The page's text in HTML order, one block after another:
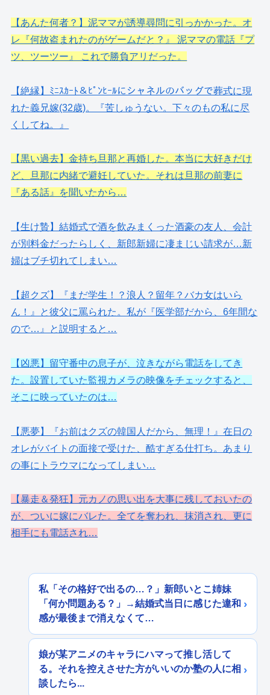
【あんた何者？】泥ママが誘導尋問に引っかかった。オ
レ『何故盗まれたのがゲームだと？』 泥ママの電話『プ
ツ、ツーツー』 これで勝負アリだった。
【絶縁】ﾐﾆｽｶｰﾄ＆ﾋﾟﾝﾋｰﾙにシャネルのバッグで葬式に現
れた義兄嫁(32歳)。『苦しゅうない。下々のもの私に尽
くしてね。』
【黒い過去】金持ち旦那と再婚した。本当に大好きだけ
ど、旦那に内緒で避妊していた。それは旦那の前妻に
『ある話』を聞いたから…
【生け贄】結婚式で酒を飲みまくった酒豪の友人、会計
が別料金だったらしく、新郎新婦に凄まじい請求が…新
婦はブチ切れてしまい…
【超クズ】『まだ学生！？浪人？留年？バカ女はいら
ん！』と彼父に罵られた。私が『医学部だから、6年間な
ので…』と説明すると…
【凶悪】留守番中の息子が、泣きながら電話をしてき
た。設置していた監視カメラの映像をチェックすると、
そこに映っていたのは…
【悪夢】『お前はクズの韓国人だから、無理！』在日の
オレがバイトの面接で受けた、酷すぎる仕打ち。あまり
の事にトラウマになってしまい…
【暴走＆発狂】元カノの思い出を大事に残しておいたの
が、ついに嫁にバレた。全てを奪われ、抹消され、更に
相手にも電話され…
私「その格好で出るの…？」新郎いとこ姉妹
「何か問題ある？」→結婚式当日に感じた違和
感が最後まで消えなくて…
娘が某アニメのキャラにハマって推し活して
る。それを控えさせた方がいいのか塾の人に相
談したら...